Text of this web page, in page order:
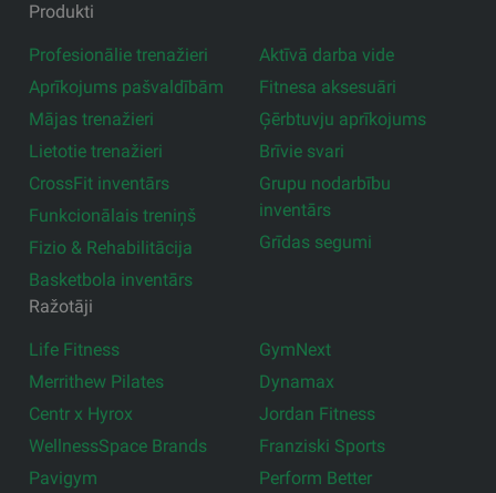
Produkti
Profesionālie trenažieri
Aprīkojums pašvaldībām
Mājas trenažieri
Lietotie trenažieri
CrossFit inventārs
Funkcionālais treniņš
Fizio & Rehabilitācija
Basketbola inventārs
Aktīvā darba vide
Fitnesa aksesuāri
Ģērbtuvju aprīkojums
Brīvie svari
Grupu nodarbību
inventārs
Grīdas segumi
Ražotāji
Life Fitness
Merrithew Pilates
Centr x Hyrox
WellnessSpace Brands
Pavigym
GymNext
Dynamax
Jordan Fitness
Franziski Sports
Perform Better